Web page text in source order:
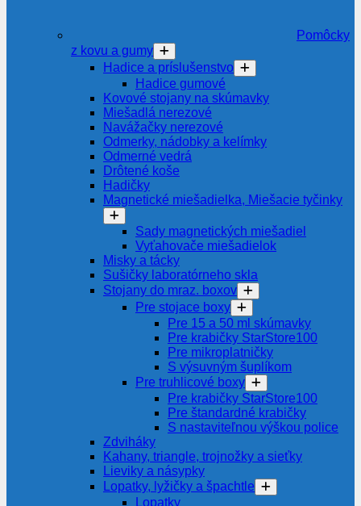
Pomôcky
z kovu a gumy
Hadice a príslušenstvo
Hadice gumové
Kovové stojany na skúmavky
Miešadlá nerezové
Navážačky nerezové
Odmerky, nádobky a kelímky
Odmerné vedrá
Drôtené koše
Hadičky
Magnetické miešadielka, Miešacie tyčinky
Sady magnetických miešadiel
Vyťahovače miešadielok
Misky a tácky
Sušičky laboratórneho skla
Stojany do mraz. boxov
Pre stojace boxy
Pre 15 a 50 ml skúmavky
Pre krabičky StarStore100
Pre mikroplatničky
S výsuvným šuplíkom
Pre truhlicové boxy
Pre krabičky StarStore100
Pre štandardné krabičky
S nastaviteľnou výškou police
Zdviháky
Kahany, triangle, trojnožky a sieťky
Lieviky a násypky
Lopatky, lyžičky a špachtle
Lopatky